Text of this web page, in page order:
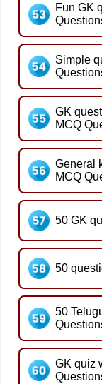
Fun GK
Simple
GK
MCQ
General
MCQ
50 GK
50
50
GK quiz